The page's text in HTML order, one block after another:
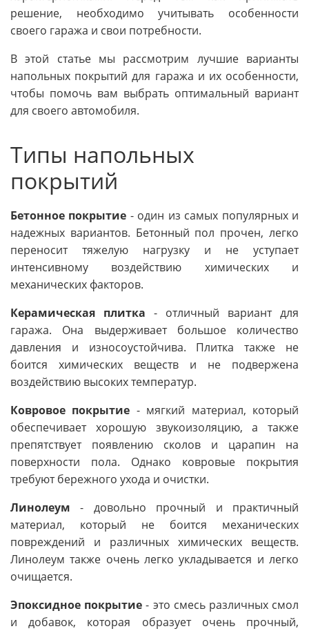
решение, необходимо учитывать особенности
своего гаража и свои потребности.
В этой статье мы рассмотрим лучшие варианты
напольных покрытий для гаража и их особенности,
чтобы помочь вам выбрать оптимальный вариант
для своего автомобиля.
Типы напольных
покрытий
Бетонное покрытие - один из самых популярных и
надежных вариантов. Бетонный пол прочен, легко
переносит тяжелую нагрузку и не уступает
интенсивному воздействию химических и
механических факторов.
Керамическая плитка - отличный вариант для
гаража. Она выдерживает большое количество
давления и износоустойчива. Плитка также не
боится химических веществ и не подвержена
воздействию высоких температур.
Ковровое покрытие - мягкий материал, который
обеспечивает хорошую звукоизоляцию, а также
препятствует появлению сколов и царапин на
поверхности пола. Однако ковровые покрытия
требуют бережного ухода и очистки.
Линолеум - довольно прочный и практичный
материал, который не боится механических
повреждений и различных химических веществ.
Линолеум также очень легко укладывается и легко
очищается.
Эпоксидное покрытие - это смесь различных смол
и добавок, которая образует очень прочный,